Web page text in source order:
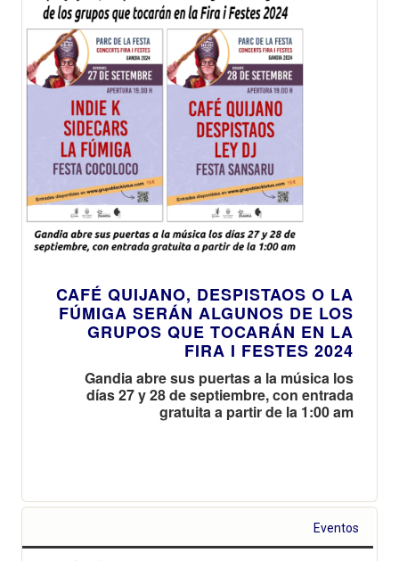
CAFÉ QUIJANO, DESPISTAOS O LA
FÚMIGA SERÁN ALGUNOS DE LOS
GRUPOS QUE TOCARÁN EN LA
FIRA I FESTES 2024
Gandia abre sus puertas a la música los
días 27 y 28 de septiembre, con entrada
gratuita a partir de la 1:00 am
Eventos